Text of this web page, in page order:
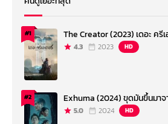
#1 The Creator (2023) เดอะ ครี
4.3 2023 HD
#2 Exhuma (2024) ขุดมันขึ้นมา
5.0 2024 HD